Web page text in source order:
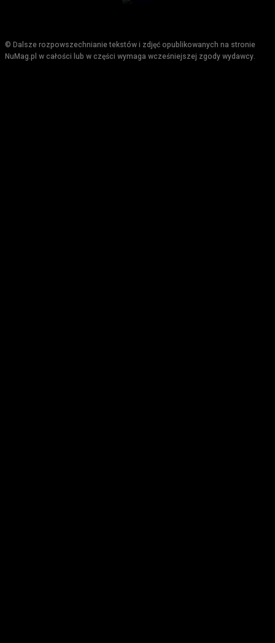
© Dalsze rozpowszechnianie tekstów i zdjęć opublikowanych na stronie
NuMag.pl w całości lub w części wymaga wcześniejszej zgody wydawcy.